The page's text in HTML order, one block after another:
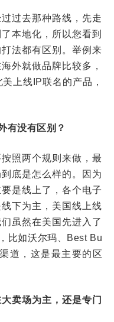
过去那种路线，先走
本地化，所以您看到
法都有区别。举例来
外就做品牌比较多，
上线IP联名的产品，
有没有区别？
照两个规则来做，最
底是怎么样的。因为
是线上了，各个电子
下为主，美国线上线
虽然在美国先进入了
比如沃尔玛、Best Bu
道，这是最主要的区
卖场为主，还是专门